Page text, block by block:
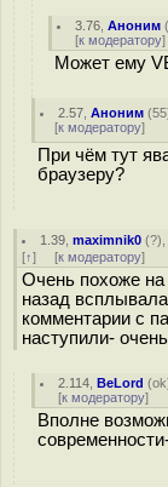
3.76 ,Аноним
[к модератору]
Может ему
2.57 ,Аноним (55
[к модератору]
При чём тут
браузеру?
1.39 ,maximnik0 (?),
[↑] [к модератору]
Очень похоже на
назад
комментарии с
наступили-
2.114 ,BeLord (ok
[к модератору]
Вполне